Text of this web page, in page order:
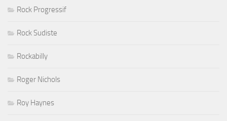
Rock Progressif
Rock Sudiste
Rockabilly
Roger Nichols
Roy Haynes